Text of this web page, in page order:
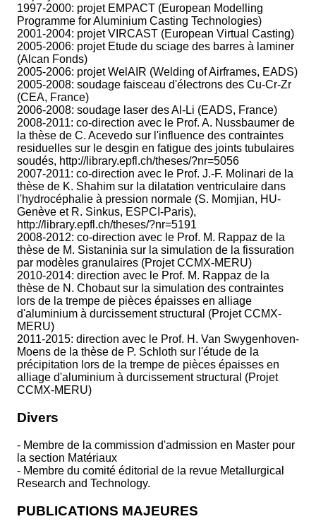
1997-2000: projet EMPACT (European Modelling
Programme for Aluminium Casting Technologies)
2001-2004: projet VIRCAST (European Virtual Casting)
2005-2006: projet Etude du sciage des barres à laminer
(Alcan Fonds)
2005-2006: projet WelAIR (Welding of Airframes, EADS)
2005-2008: soudage faisceau d'électrons des Cu-Cr-Zr
(CEA, France)
2006-2008: soudage laser des Al-Li (EADS, France)
2008-2011: co-direction avec le Prof. A. Nussbaumer de
la thèse de C. Acevedo sur l'influence des contraintes
residuelles sur le desgin en fatigue des joints tubulaires
soudés, http://library.epfl.ch/theses/?nr=5056
2007-2011: co-direction avec le Prof. J.-F. Molinari de la
thèse de K. Shahim sur la dilatation ventriculaire dans
l'hydrocéphalie à pression normale (S. Momjian, HU-
Genève et R. Sinkus, ESPCI-Paris),
http://library.epfl.ch/theses/?nr=5191
2008-2012: co-direction avec le Prof. M. Rappaz de la
thèse de M. Sistaninia sur la simulation de la fissuration
par modèles granulaires (Projet CCMX-MERU)
2010-2014: direction avec le Prof. M. Rappaz de la
thèse de N. Chobaut sur la simulation des contraintes
lors de la trempe de pièces épaisses en alliage
d'aluminium à durcissement structural (Projet CCMX-
MERU)
2011-2015: direction avec le Prof. H. Van Swygenhoven-
Moens de la thèse de P. Schloth sur l'étude de la
précipitation lors de la trempe de pièces épaisses en
alliage d'aluminium à durcissement structural (Projet
CCMX-MERU)
Divers
- Membre de la commission d'admission en Master pour
la section Matériaux
- Membre du comité éditorial de la revue Metallurgical
Research and Technology.
PUBLICATIONS MAJEURES